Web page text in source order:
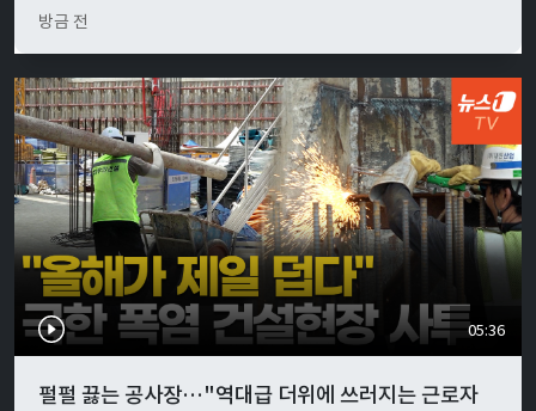
방금 전
05:36
펄펄 끓는 공사장…"역대급 더위에 쓰러지는 근로자